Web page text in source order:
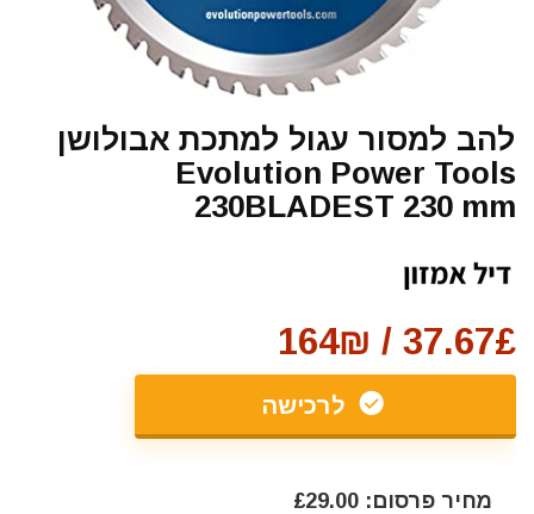
להב למסור עגול למתכת אבולושן
Evolution Power Tools
230BLADEST 230 mm
37.67£ / 164₪
לרכישה
מחיר פרסום: £29.00